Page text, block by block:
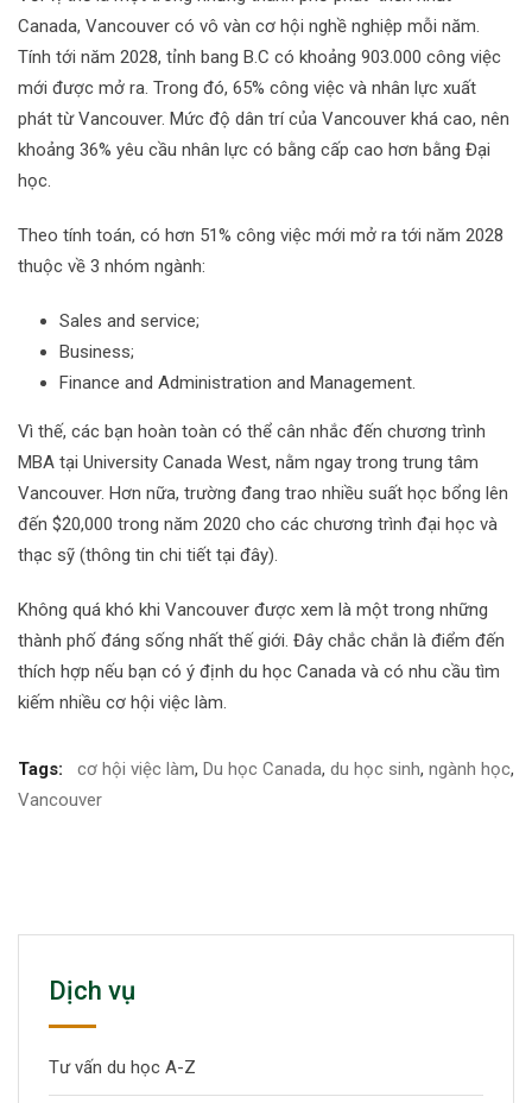
Canada, Vancouver có vô vàn cơ hội nghề nghiệp mỗi năm.
Tính tới năm 2028, tỉnh bang B.C có khoảng 903.000 công việc
mới được mở ra. Trong đó, 65% công việc và nhân lực xuất
phát từ Vancouver. Mức độ dân trí của Vancouver khá cao, nên
khoảng 36% yêu cầu nhân lực có bằng cấp cao hơn bằng Đại
học.
Theo tính toán, có hơn 51% công việc mới mở ra tới năm 2028
thuộc về 3 nhóm ngành:
Sales and service;
Business;
Finance and Administration and Management.
Vì thế, các bạn hoàn toàn có thể cân nhắc đến chương trình
MBA tại University Canada West, nằm ngay trong trung tâm
Vancouver. Hơn nữa, trường đang trao nhiều suất học bổng lên
đến $20,000 trong năm 2020 cho các chương trình đại học và
thạc sỹ (thông tin chi tiết tại đây).
Không quá khó khi Vancouver được xem là một trong những
thành phố đáng sống nhất thế giới. Đây chắc chắn là điểm đến
thích hợp nếu bạn có ý định du học Canada và có nhu cầu tìm
kiếm nhiều cơ hội việc làm.
Tags: cơ hội việc làm, Du học Canada, du học sinh, ngành học,
Vancouver
Dịch vụ
Tư vấn du học A-Z